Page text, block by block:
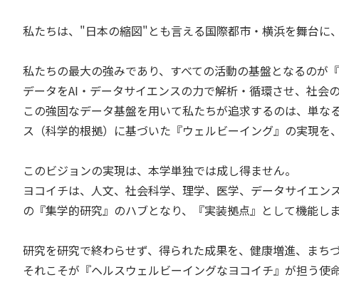
私たちは、"日本の縮図"とも言える国際都市・横浜を舞台に
私たちの最大の強みであり、すべての活動の基盤となるの
データをAI・データサイエンスの力で解析・循環させ、社会
この強固なデータ基盤を用いて私たちが追求するのは、単
ス（科学的根拠）に基づいた『ウェルビーイング』の実現を
このビジョンの実現は、本学単独では成し得ません。
ヨコイチは、人文、社会科学、理学、医学、データサイエ
の『集学的研究』のハブとなり、『実装拠点』として機能しま
研究を研究で終わらせず、得られた成果を、健康増進、まち
それこそが『ヘルスウェルビーイングなヨコイチ』が担う使